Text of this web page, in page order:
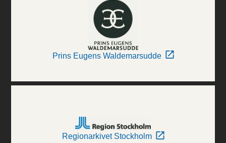
Prins Eugens Waldemarsudde
Regionarkivet Stockholm